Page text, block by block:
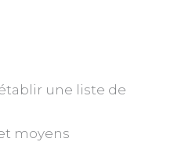
une liste de
moyens